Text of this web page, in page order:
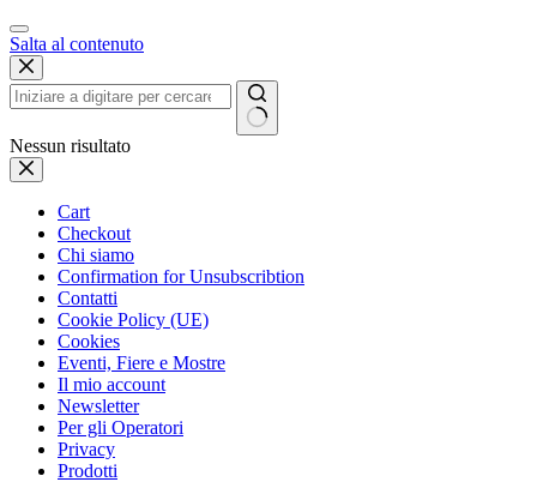
Salta al contenuto
Nessun risultato
Cart
Checkout
Chi siamo
Confirmation for Unsubscribtion
Contatti
Cookie Policy (UE)
Cookies
Eventi, Fiere e Mostre
Il mio account
Newsletter
Per gli Operatori
Privacy
Prodotti